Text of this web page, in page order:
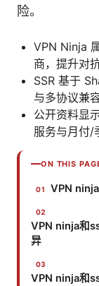
险。
VPN Ninja
商，提升对
SSR 基于
与多协议兼
公开资料显
服务与月付/
ON THIS
VPN
VPN ninja和
异
VPN ninja和